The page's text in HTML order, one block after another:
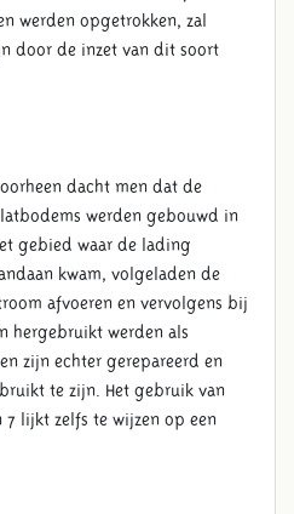
werden opgetrokken, zal
door de inzet van dit soort
dacht men dat de
werden gebouwd in
gebied waar de lading
kwam, volgeladen de
afvoeren en vervolgens bij
hergebruikt werden als
zijn echter gerepareerd en
te zijn. Het gebruik van
7 lijkt zelfs te wijzen op een